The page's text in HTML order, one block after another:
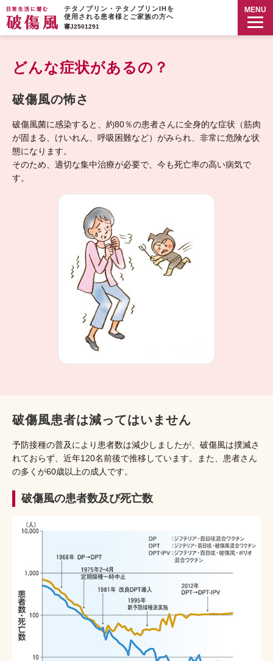
テタノブリン・テタノブリンIHを
使用される患者様とご家族の方へ
審J2501291
MENU
どんな症状があるの？
破傷風の怖さ
破傷風菌に感染すると、約80％の患者さんに全身的な症状（筋肉
が固まる、けいれん、呼吸困難など）がみられ、非常に危険な状
態になります。
そのため、適切な集中治療が必要で、今も死亡率の高い病気で
す。
破傷風患者は減ってはいません
予防接種の普及により患者数は減少しましたが、破傷風は撲滅さ
れておらず、近年120名前後で推移しています。また、患者さん
の多くが60歳以上の成人です。
破傷風の患者数及び死亡数